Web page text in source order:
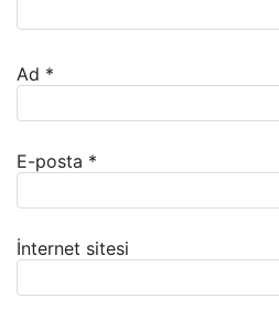
Ad *
E-posta *
İnternet sitesi